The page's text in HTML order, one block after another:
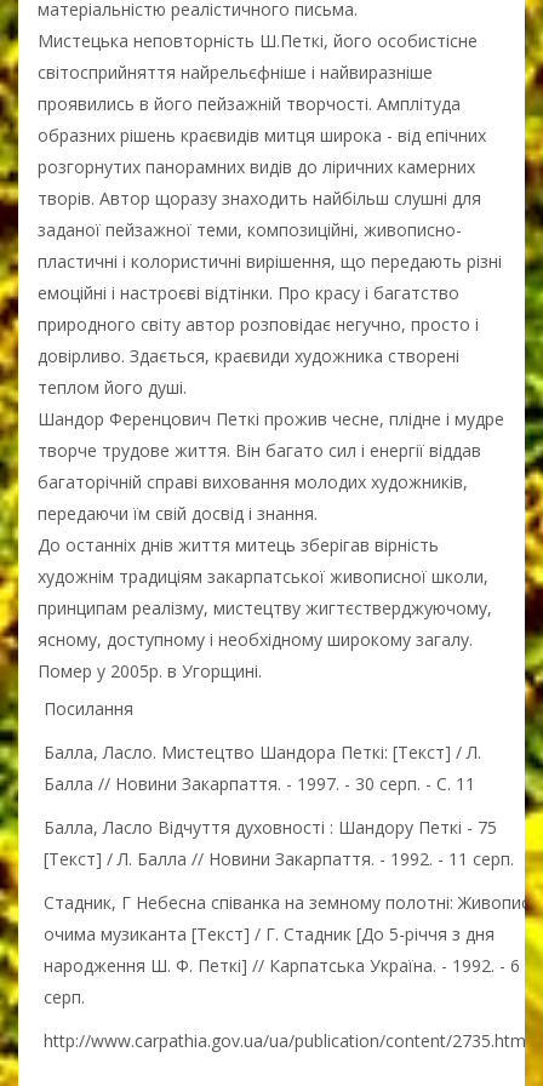
матеріальністю реалістичного письма.
Мистецька неповторність Ш.Петкі, його особистісне
світосприйняття найрельєфніше і найвиразніше
проявились в його пейзажній творчості. Амплітуда
образних рішень краєвидів митця широка - від епічних
розгорнутих панорамних видів до ліричних камерних
творів. Автор щоразу знаходить найбільш слушні для
заданої пейзажної теми, композиційні, живописно-
пластичні і колористичні вирішення, що передають різні
емоційні і настроєві відтінки. Про красу і багатство
природного світу автор розповідає негучно, просто і
довірливо. Здається, краєвиди художника створені
теплом його душі.
Шандор Ференцович Петкі прожив чесне, плідне і мудре
творче трудове життя. Він багато сил і енергії віддав
багаторічній справі виховання молодих художників,
передаючи їм свій досвід і знання.
До останніх днів життя митець зберігав вірність
художнім традиціям закарпатської живописної школи,
принципам реалізму, мистецтву жигтєстверджуючому,
ясному, доступному і необхідному широкому загалу.
Помер у 2005р. в Угорщині.
Посилання
Балла, Ласло. Мистецтво Шандора Петкі: [Текст] / Л.
Балла // Новини Закарпаття. - 1997. - 30 серп. - С. 11
Балла, Ласло Відчуття духовності : Шандору Петкі - 75
[Текст] / Л. Балла // Новини Закарпаття. - 1992. - 11 серп.
Стадник, Г Небесна співанка на земному полотні: Живопис
очима музиканта [Текст] / Г. Стадник [До 5-річчя з дня
народження Ш. Ф. Петкі] // Карпатська Україна. - 1992. - 6
серп.
http://www.carpathia.gov.ua/ua/publication/content/2735.htm